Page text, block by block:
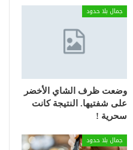
جمال بلا حدود
وضعت ظرف الشاي الأخضر
على شفتيها. النتيجة كانت
سحرية !
جمال بلا حدود